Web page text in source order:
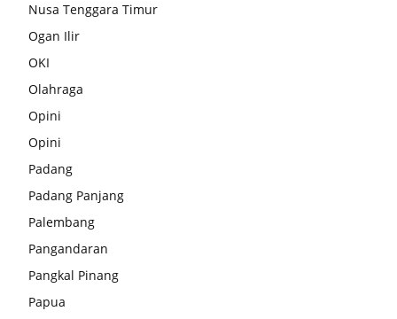
Nusa Tenggara Timur
Ogan Ilir
OKI
Olahraga
Opini
Opini
Padang
Padang Panjang
Palembang
Pangandaran
Pangkal Pinang
Papua